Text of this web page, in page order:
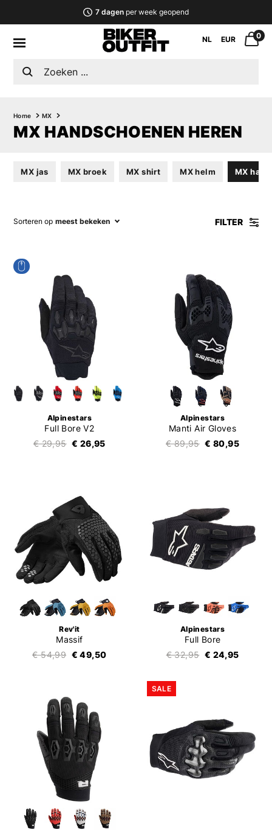
7 dagenper week geopend
NL EUR 0
Home MX
MX HANDSCHOENEN HEREN
MX jas MX broek MX shirt MX helm MX
Sorteren op meest bekeken FILTER
Alpinestars
Full Bore V2
€ 29,95 € 26,95
Alpinestars
Manti Air Gloves
€ 89,95 € 80,95
Rev'it
Massif
€ 54,99 € 49,50
Alpinestars
Full Bore
€ 32,95 € 24,95
SALE